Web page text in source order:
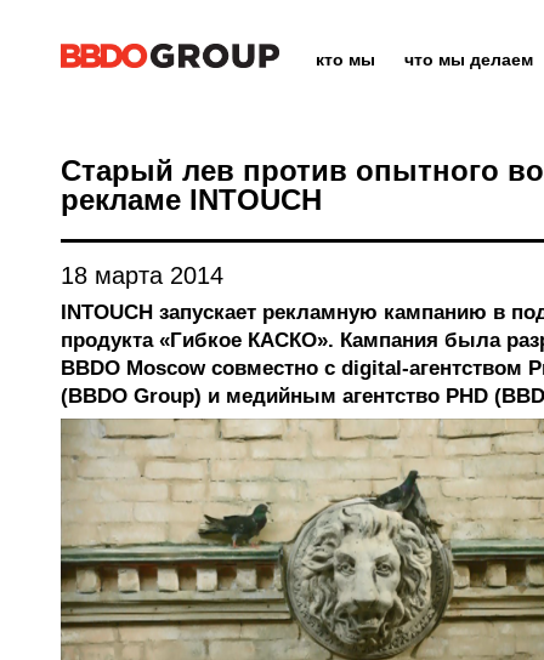
кто мы что мы делаем
Старый лев против опытного
рекламе INTOUCH
18 марта 2014
INTOUCH запускает рекламную кампанию в
продукта «Гибкое КАСКО». Кампания была
BBDO Moscow совместно с digital-агентством
(BBDO Group) и медийным агентство PHD